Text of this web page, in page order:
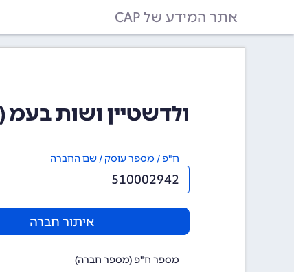
אתר המידע של CAP
ולדשטיין ושות בעמ
ח"פ / מספר עוסק / שם החברה
איתור חברה
מספר ח"פ (מספר חברה)